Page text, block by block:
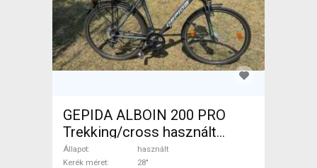
GEPIDA ALBOIN 200 PRO
Trekking/cross használt
ELADÓ
Állapot
használt
Kerék méret
28"